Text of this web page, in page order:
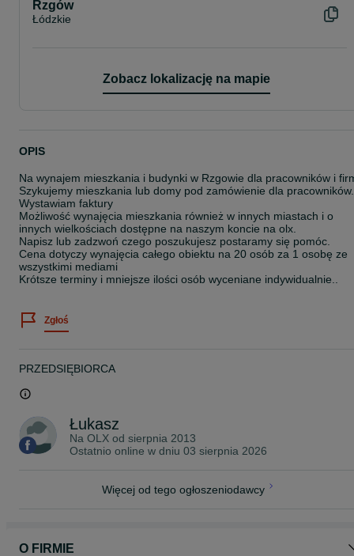
Rzgów
Łódzkie
Zobacz lokalizację na mapie
OPIS
Na wynajem mieszkania i budynki w Rzgowie dla pracowników i
Szykujemy mieszkania lub domy pod zamówienie dla pracowników.
Wystawiam faktury
Możliwość wynajęcia mieszkania również w innych miastach i o
innych wielkościach dostępne na naszym koncie na olx.
Napisz lub zadzwoń czego poszukujesz postaramy się pomóc.
Cena dotyczy wynajęcia całego obiektu na 20 osób za 1 osobę ze
wszystkimi mediami
Krótsze terminy i mniejsze ilości osób wyceniane indywidualnie..
Zgłoś
PRZEDSIĘBIORCA
Łukasz
Na OLX od sierpnia 2013
Ostatnio online w dniu 03 sierpnia 2026
Więcej od tego ogłoszeniodawcy
O FIRMIE